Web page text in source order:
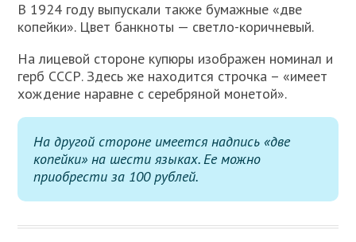
В 1924 году выпускали также бумажные «две
копейки». Цвет банкноты — светло-коричневый.
На лицевой стороне купюры изображен номинал и
герб СССР. Здесь же находится строчка – «имеет
хождение наравне с серебряной монетой».
На другой стороне имеется надпись «две
копейки» на шести языках. Ее можно
приобрести за 100 рублей.